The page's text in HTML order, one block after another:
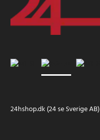
24hshop.dk (24 se Sverige AB)